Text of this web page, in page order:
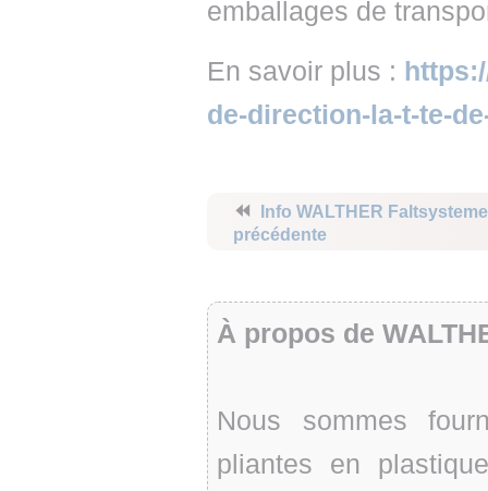
emballages de
En savoir plus :
de-direction-la-t-te-
⏪
Info WALTHER Faltsysteme
précédente
À propos de
Nous sommes
pliantes en